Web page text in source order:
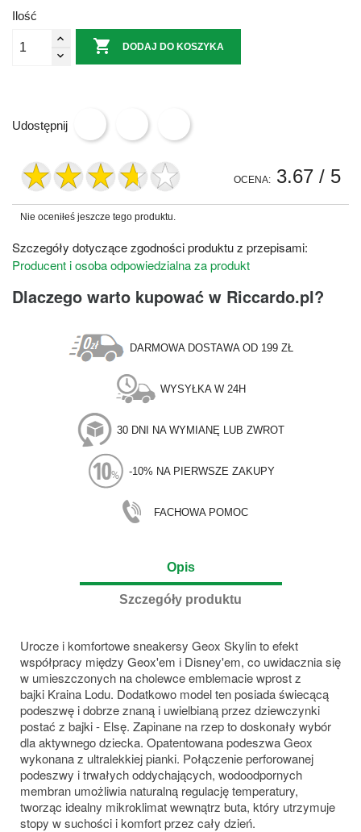
Ilość
 DODAJ DO KOSZYKA
Udostępnij
OCENA: 3.67 / 5
Nie oceniłeś jeszcze tego produktu.
Szczegóły dotyczące zgodności produktu z przepisami:
Producent i osoba odpowiedzialna za produkt
Dlaczego warto kupować w Riccardo.pl?
DARMOWA DOSTAWA OD 199 ZŁ
WYSYŁKA W 24H
30 DNI NA WYMIANĘ LUB ZWROT
-10% NA PIERWSZE ZAKUPY
FACHOWA POMOC
Opis
Szczegóły produktu
Urocze i komfortowe sneakersy Geox Skylin to efekt
współpracy między Geox'em i Disney'em, co uwidacznia się
w umieszczonych na cholewce emblemacie wprost z
bajki Kraina Lodu. Dodatkowo model ten posiada świecącą
podeszwę i dobrze znaną i uwielbianą przez dziewczynki
postać z bajki - Elsę. Zapinane na rzep to doskonały wybór
dla aktywnego dziecka. Opatentowana podeszwa Geox
wykonana z ultralekkiej pianki. Połączenie perforowanej
podeszwy i trwałych oddychających, wodoodpornych
membran umożliwia naturalną regulację temperatury,
tworząc idealny mikroklimat wewnątrz buta, który utrzymuje
stopy w suchości i komfort przez cały dzień.